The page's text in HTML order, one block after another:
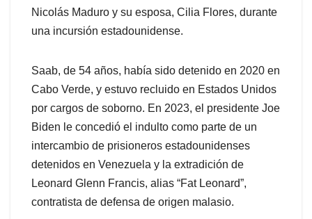
Nicolás Maduro y su esposa, Cilia Flores, durante
una incursión estadounidense.
Saab, de 54 años, había sido detenido en 2020 en
Cabo Verde, y estuvo recluido en Estados Unidos
por cargos de soborno. En 2023, el presidente Joe
Biden le concedió el indulto como parte de un
intercambio de prisioneros estadounidenses
detenidos en Venezuela y la extradición de
Leonard Glenn Francis, alias “Fat Leonard”,
contratista de defensa de origen malasio.